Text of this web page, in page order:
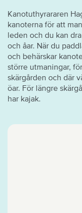
Kanotuthyrararen
kanoterna för att
leden och du kan
och åar. När du
och behärskar
större utmaningar,
skärgården och där
öar. För längre
har kajak.